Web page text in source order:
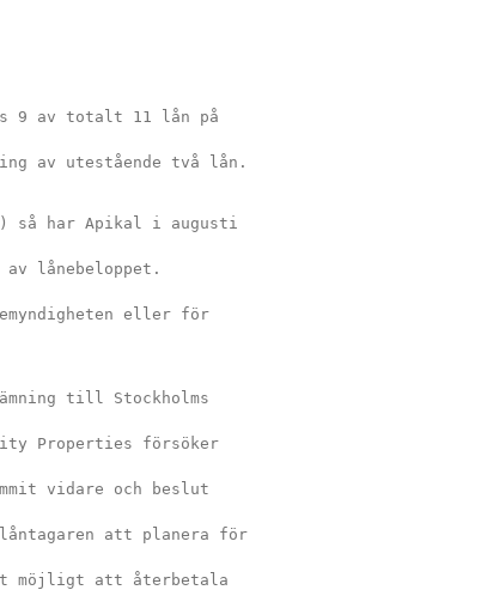
9 av totalt 11 lån på
av utestående två lån.
så har Apikal i augusti
lånebeloppet.
eller för
till Stockholms
Properties försöker
vidare och beslut
låntagaren att planera för
möjligt att återbetala